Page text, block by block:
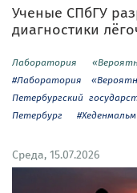
Ученые СПбГУ
диагностики
Лаборатория
#Лаборатория
Петербургский
Петербург
Среда, 15.07.2026